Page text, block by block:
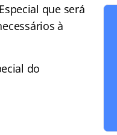
que será
à
do